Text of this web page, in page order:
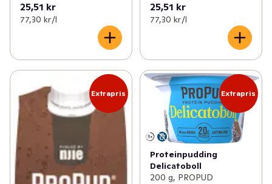
25,51 kr
77,30 kr /l
25,51 kr
77,30 kr /l
Extrapris Extrapris
Proteinpudding
Delicatoboll
200 g, PROPUD